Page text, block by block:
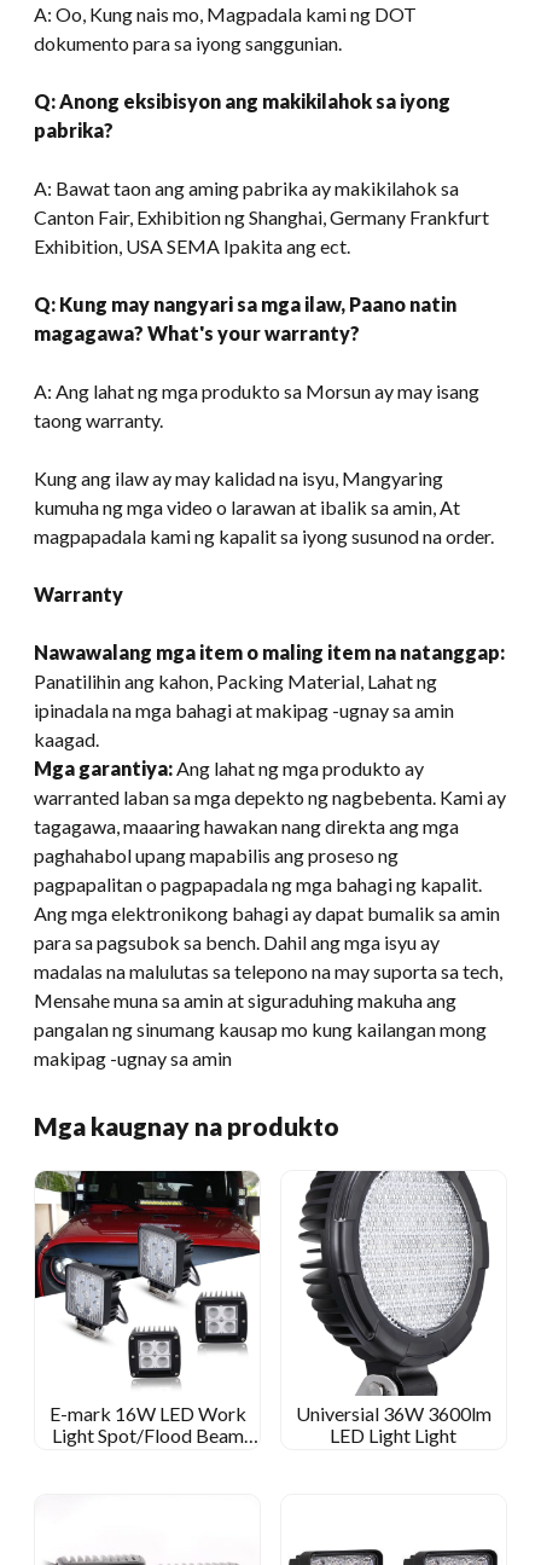
A: Oo, Kung nais mo, Magpadala kami ng DOT
dokumento para sa iyong sanggunian.
Q: Anong eksibisyon ang makikilahok sa iyong
pabrika?
A: Bawat taon ang aming pabrika ay makikilahok sa
Canton Fair, Exhibition ng Shanghai, Germany Frankfurt
Exhibition, USA SEMA Ipakita ang ect.
Q: Kung may nangyari sa mga ilaw, Paano natin
magagawa? What's your warranty?
A: Ang lahat ng mga produkto sa Morsun ay may isang
taong warranty.
Kung ang ilaw ay may kalidad na isyu, Mangyaring
kumuha ng mga video o larawan at ibalik sa amin, At
magpapadala kami ng kapalit sa iyong susunod na order.
Warranty
Nawawalang mga item o maling item na natanggap:
Panatilihin ang kahon, Packing Material, Lahat ng
ipinadala na mga bahagi at makipag -ugnay sa amin
kaagad.
Mga garantiya: Ang lahat ng mga produkto ay
warranted laban sa mga depekto ng nagbebenta. Kami ay
tagagawa, maaaring hawakan nang direkta ang mga
paghahabol upang mapabilis ang proseso ng
pagpapalitan o pagpapadala ng mga bahagi ng kapalit.
Ang mga elektronikong bahagi ay dapat bumalik sa amin
para sa pagsubok sa bench. Dahil ang mga isyu ay
madalas na malulutas sa telepono na may suporta sa tech,
Mensahe muna sa amin at siguraduhing makuha ang
pangalan ng sinumang kausap mo kung kailangan mong
makipag -ugnay sa amin
Mga kaugnay na produkto
E-mark 16W LED Work
Light Spot/Flood Beam
Universial 36W 3600lm
LED Light Light